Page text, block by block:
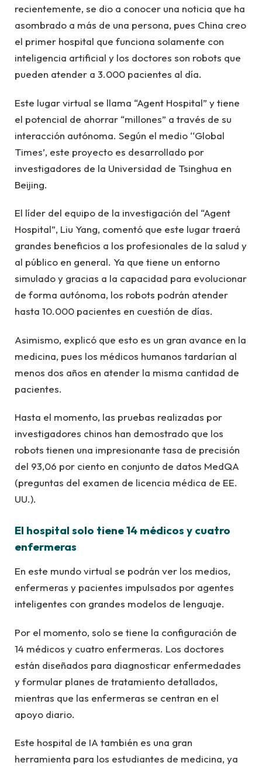
recientemente, se dio a conocer una noticia que ha
asombrado a más de una persona, pues China creo
el primer hospital que funciona solamente con
inteligencia artificial y los doctores son robots que
pueden atender a 3.000 pacientes al día.
Este lugar virtual se llama “Agent Hospital” y tiene
el potencial de ahorrar “millones” a través de su
interacción autónoma. Según el medio ‘‘Global
Times’, este proyecto es desarrollado por
investigadores de la Universidad de Tsinghua en
Beijing.
El líder del equipo de la investigación del “Agent
Hospital”, Liu Yang, comentó que este lugar traerá
grandes beneficios a los profesionales de la salud y
al público en general. Ya que tiene un entorno
simulado y gracias a la capacidad para evolucionar
de forma autónoma, los robots podrán atender
hasta 10.000 pacientes en cuestión de días.
Asimismo, explicó que esto es un gran avance en la
medicina, pues los médicos humanos tardarían al
menos dos años en atender la misma cantidad de
pacientes.
Hasta el momento, las pruebas realizadas por
investigadores chinos han demostrado que los
robots tienen una impresionante tasa de precisión
del 93,06 por ciento en conjunto de datos MedQA
(preguntas del examen de licencia médica de EE.
UU.).
El hospital solo tiene 14 médicos y cuatro
enfermeras
En este mundo virtual se podrán ver los medios,
enfermeras y pacientes impulsados por agentes
inteligentes con grandes modelos de lenguaje.
Por el momento, solo se tiene la configuración de
14 médicos y cuatro enfermeras. Los doctores
están diseñados para diagnosticar enfermedades
y formular planes de tratamiento detallados,
mientras que las enfermeras se centran en el
apoyo diario.
Este hospital de IA también es una gran
herramienta para los estudiantes de medicina, ya